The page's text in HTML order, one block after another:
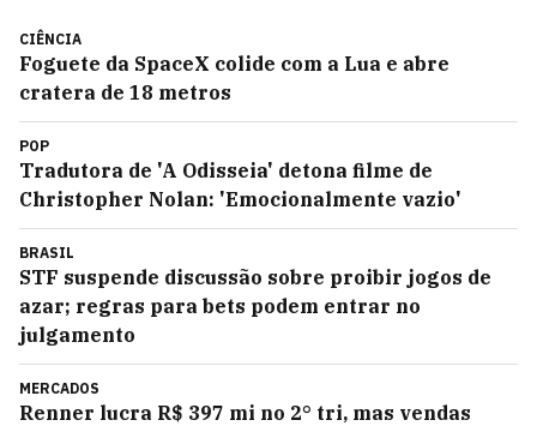
CIÊNCIA
Foguete da SpaceX colide com a Lua e abre
cratera de 18 metros
POP
Tradutora de 'A Odisseia' detona filme de
Christopher Nolan: 'Emocionalmente vazio'
BRASIL
STF suspende discussão sobre proibir jogos de
azar; regras para bets podem entrar no
julgamento
MERCADOS
Renner lucra R$ 397 mi no 2° tri, mas vendas